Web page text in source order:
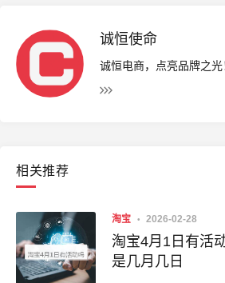
诚恒使命
诚恒电商，点亮品牌之光
相关推荐
淘宝 2026-02-28
淘宝4月1日有活
是几月几日